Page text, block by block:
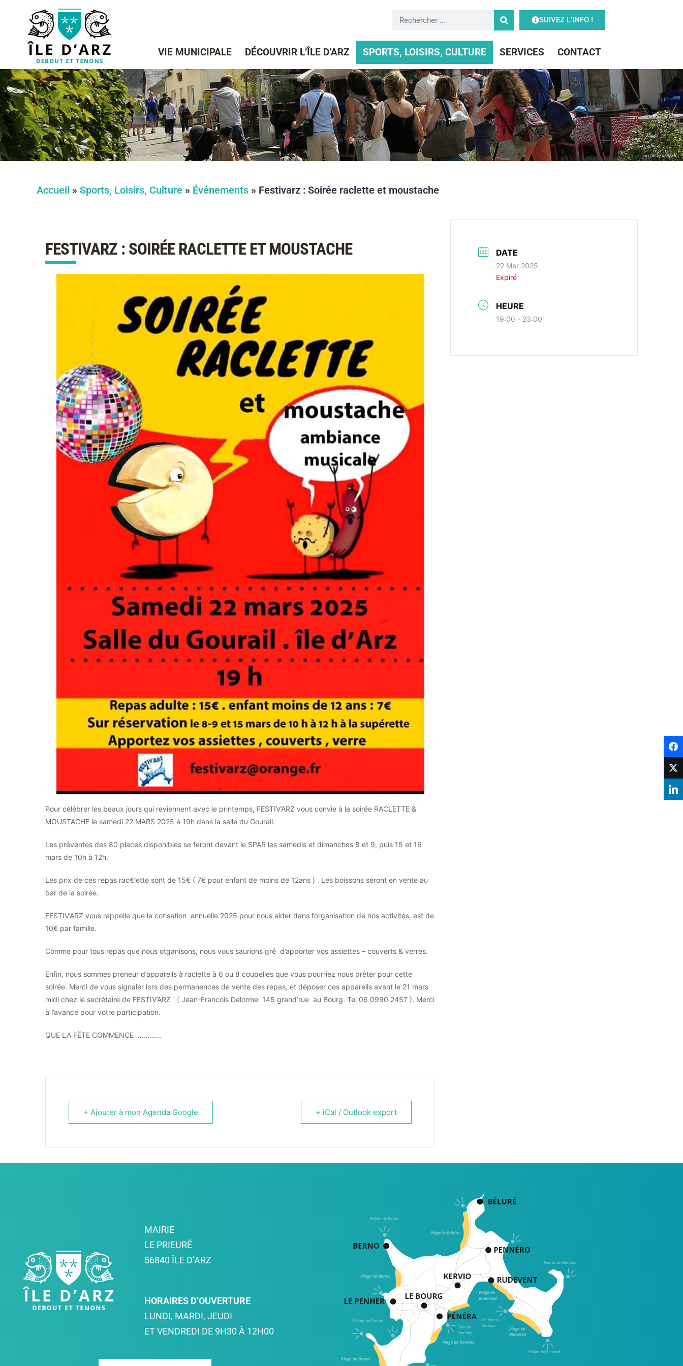
SUIVEZ L'INFO !
VIE MUNICIPALE DÉCOUVRIR L’ÎLE D’ARZ SPORTS, LOISIRS, CULTURE SERVICES CONTACT
Accueil » Sports, Loisirs, Culture » Événements » Festivarz : Soirée raclette et moustache
FESTIVARZ : SOIRÉE RACLETTE ET MOUSTACHE
Pour célébrer les beaux jours qui reviennent avec le printemps, FESTIV’ARZ vous convie à la soirée RACLETTE &
MOUSTACHE le samedi 22 MARS 2025 à 19h dans la salle du Gourail.
Les préventes des 80 places disponibles se feront devant le SPAR les samedis et dimanches 8 et 9, puis 15 et 16
mars de 10h à 12h.
Les prix de ces repas rac€lette sont de 15€ ( 7€ pour enfant de moins de 12ans ) . Les boissons seront en vente au
bar de la soirée.
FESTIV’ARZ vous rappelle que la cotisation annuelle 2025 pour nous aider dans l’organisation de nos activités, est de
10€ par famille.
Comme pour tous repas que nous otganisons, nous vous saurions gré d’apporter vos assiettes – couverts & verres.
Enfin, nous sommes preneur d’appareils à raclette à 6 ou 8 coupelles que vous pourriez nous prêter pour cette
soirée. Merci de vous signaler lors des permanences de vente des repas, et déposer ces appareils avant le 21 mars
midi chez le secrétaire de FESTIV’ARZ ( Jean-Francois Delorme 145 grand’rue au Bourg. Tel 06 0990 2457 ). Merci
à l’avance pour votre participation.
QUE LA FËTE COMMENCE …………
+ Ajouter à mon Agenda Google + iCal / Outlook export
DATE
22 Mar 2025
Expiré
HEURE
19:00 - 23:00
MAIRIE
LE PRIEURÉ
56840 ÎLE D’ARZ
HORAIRES D’OUVERTURE
LUNDI, MARDI, JEUDI
ET VENDREDI DE 9H30 À 12H00